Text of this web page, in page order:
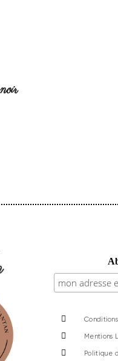
Mentions
Politique